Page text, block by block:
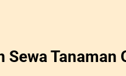
Tanaman